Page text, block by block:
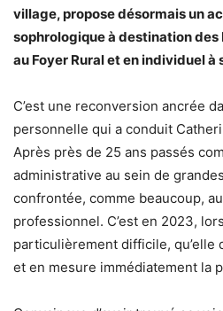
village, propose désormais un
sophrologiqueà destination des
au Foyer Rural et en individuel à
C’est une reconversion ancrée
personnelle qui a conduit
Après près de 25 ans passés
administrative au sein de
confrontée, comme beaucoup,
professionnel. C’est en 2023,
particulièrement difficile, qu’elle
et en mesure immédiatement la